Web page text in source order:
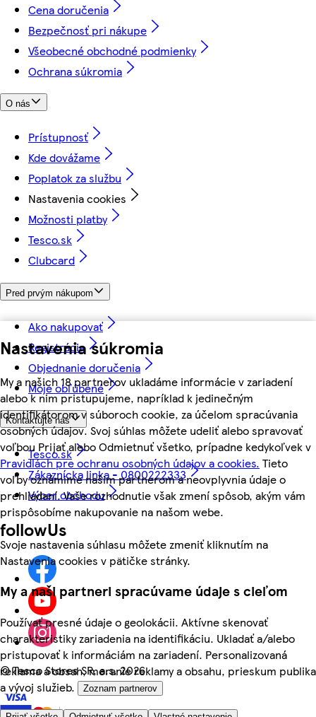
Nastavenia súkromia
My a našich 18 partnerov ukladáme informácie v zariadení
alebo k nim pristupujeme, napríklad k jedinečným
identifikátorom v súboroch cookie, za účelom spracúvania
osobných údajov. Svoj súhlas môžete udeliť alebo spravovať
voľbou Prijať alebo Odmietnuť všetko, prípadne kedykoľvek v
Pravidlách pre ochranu osobných údajov a cookies. Tieto
voľby oznámime našim partnerom a neovplyvnia údaje o
prehliadaní. Vaše rozhodnutie však zmení spôsob, akým vám
prispôsobíme nakupovanie na našom webe.
Svoje nastavenia súhlasu môžete zmeniť kliknutím na
Nastavenia cookies v pätičke stránky.
My a naši partneri spracúvame údaje s cieľom
Používať presné údaje o geolokácii. Aktívne skenovať
charakteristiky zariadenia na identifikáciu. Ukladať a/alebo
pristupovať k informáciám na zariadení. Personalizovaná
reklama a obsah, meranie reklamy a obsahu, prieskum publika
a vývoj služieb.
Zoznam partnerov
Cena doručenia
Bezpečnosť pri nákupe
Všeobecné obchodné podmienky
Ochrana súkromia
O nás
Prístupnosť
Kde dovážame
Poplatok za službu
Nastavenia cookies
Možnosti platby
Tesco.sk
Clubcard
Pred prvým nákupom
Ako nakupovať
Registrácia
Objednanie doručenia
Moje obľúbené
Kontaktujte nás
Tesco.sk
Zákaznícka linka - 0800222333
Výber obchodu
followUs
©Tesco Stores SR, a.s. 2026